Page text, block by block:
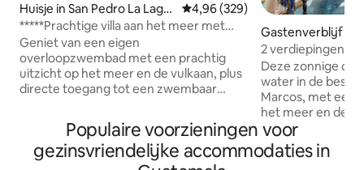
Huisje in San Pedro La Lagu
na
Gemiddelde beoordeling van
4,96 (329)
*****Prachtige villa aan het meer met
een gezellig strand
Geniet van een eigen
overloopzwembad met een prachtig
uitzicht op het meer en de vulkaan, plus
directe toegang tot een zwembaar
afgelegen verhuur, ligt La Casa Bonita
del Lago in San Pedro La Laguna - de
meest gastvrije stad van het meer - met
winkels, cafés, restaurants en alle
Gastenverblijf in
s La Laguna
2 verdiepingen
meer, strand,
Deze zonnige
water in de beste
Marcos, met een
het meer en de
een romantisch
en een aparte
nog meer: geniet
Populaire voorzieningen voor
gezinsvriendelijke accommodaties in